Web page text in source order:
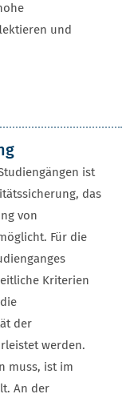
und
ist
das
von
Für die
Kriterien
der
werden.
muss, ist im
An der